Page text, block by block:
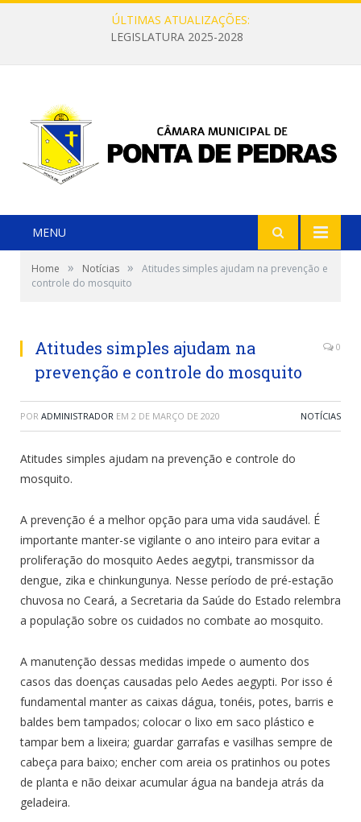
ÚLTIMAS ATUALIZAÇÕES:
LEGISLATURA 2025-2028
MENU
Home » Notícias »
Atitudes simples ajudam na prevenção e
controle do mosquito
Atitudes simples ajudam na
prevenção e controle do mosquito
0
POR ADMINISTRADOR EM 2 DE MARÇO DE 2020 NOTÍCIAS
Atitudes simples ajudam na prevenção e controle do
mosquito.
A prevenção é a melhor opção para uma vida saudável. É
importante manter-se vigilante o ano inteiro para evitar a
proliferação do mosquito Aedes aegytpi, transmissor da
dengue, zika e chinkungunya. Nesse período de pré-estação
chuvosa no Ceará, a Secretaria da Saúde do Estado relembra
a população sobre os cuidados no combate ao mosquito.
A manutenção dessas medidas impede o aumento dos
casos das doenças causadas pelo Aedes aegypti. Por isso é
fundamental manter as caixas dágua, tonéis, potes, barris e
baldes bem tampados; colocar o lixo em saco plástico e
tampar bem a lixeira; guardar garrafas e vasilhas sempre de
cabeça para baixo; encher com areia os pratinhos ou potes
de planta e não deixar acumular água na bandeja atrás da
geladeira.